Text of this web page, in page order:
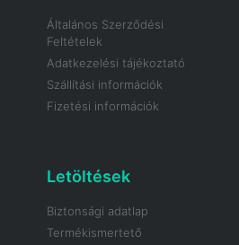
Általános Szerződési
Feltételek
Adatkezelési tájékoztató
Szállítási információk
Fizetési információk
Letöltések
Biztonsági adatlap
Termékismertető